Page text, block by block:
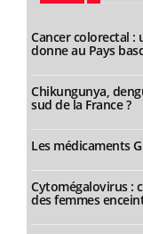
Cancer colorectal :
donne au Pays
Chikungunya,
sud de la France ?
Les médicaments
Cytomégalovirus :
des femmes